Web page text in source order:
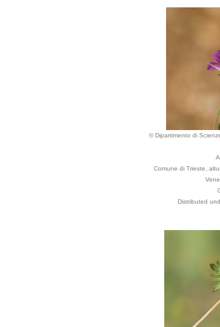
© Dipartimento di
Comune di Trieste,
Distributed